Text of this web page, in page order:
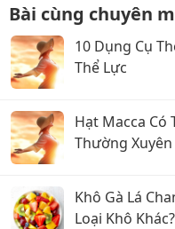
Bài cùng chuyên
10 Dụng Cụ
Thể Lực
Hạt Macca Có
Thường
Khô Gà Lá
Loại Khô Khác?